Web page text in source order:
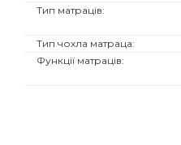
Тип матраців:
Тип чохла матраца:
Функції матраців: